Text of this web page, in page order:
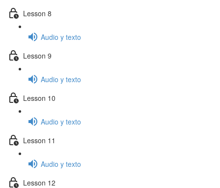
Lesson 8
Audio y texto
Lesson 9
Audio y texto
Lesson 10
Audio y texto
Lesson 11
Audio y texto
Lesson 12